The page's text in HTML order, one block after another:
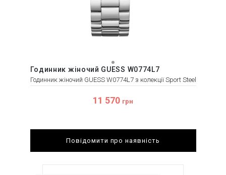
Годинник жіночий GUESS W0774L7
Годинник жіночий GUESS W0774L7 з колекції Sport Steel
11 570 грн
Повідомити про наявність